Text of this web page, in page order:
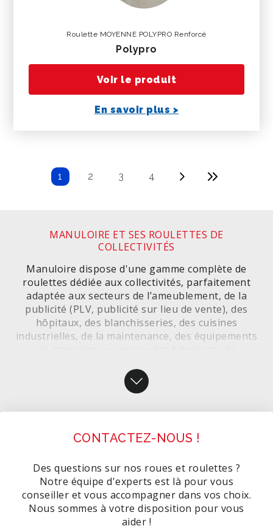
Roulette MOYENNE POLYPRO Renforcé
polypro
Voir le produit
En savoir plus >
Page
courante
1 Page
2 Page
3 Page
4
Page
suivante
Dernière
page
MANULOIRE ET SES ROULETTES DE
COLLECTIVITÉS
Manuloire dispose d'une gamme complète de
roulettes dédiée aux collectivités, parfaitement
adaptée aux secteurs de l’ameublement, de la
publicité (PLV, publicité sur lieu de vente), des
hôpitaux, des blanchisseries, des cuisines
industrielles, de la maintenance, des équipements
Nos roulettes de collectivités sont idéales pour la
tous types de matériels tels que des meubles,
roulants, servantes, matériels médicaux…Nos
plastique, en inox ou tôle d’acier emboutie
zingage blanc, pivotement sur 2 couronnes de
billes avec un frein simple ou double action ou
sans frein selon les modèles.
CONTACTEZ-NOUS !
Des questions sur nos roues et roulettes ?
Notre équipe d'experts est là pour vous
conseiller et vous accompagner dans vos choix.
Nous sommes à votre disposition pour vous
aider !